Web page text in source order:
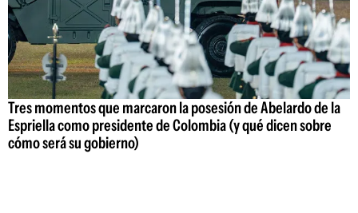
Tres momentos que marcaron la posesión de Abelardo de la
Espriella como presidente de Colombia (y qué dicen sobre
cómo será su gobierno)